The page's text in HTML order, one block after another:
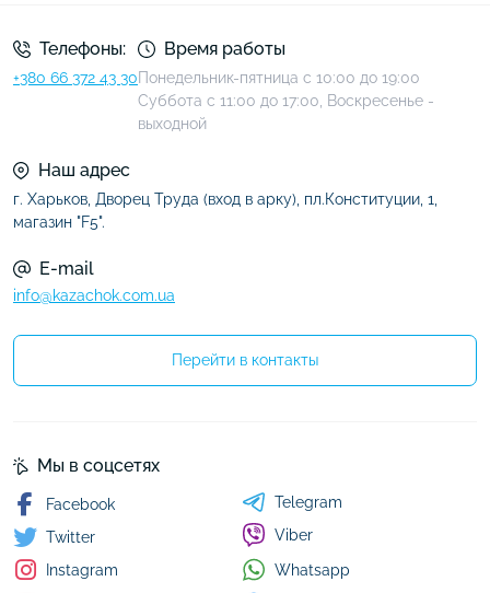
Телефоны:
+380 66 372 43 30
Время работы
Понедельник-пятница с 10:00 до 19:00
Суббота с 11:00 до 17:00, Воскресенье -
выходной
Наш адрес
г. Харьков, Дворец Труда (вход в арку), пл.Конституции, 1,
магазин "F5".
E-mail
info@kazachok.com.ua
Перейти в контакты
Мы в соцсетях
Facebook
Twitter
Instagram
Telegram
Viber
Whatsapp